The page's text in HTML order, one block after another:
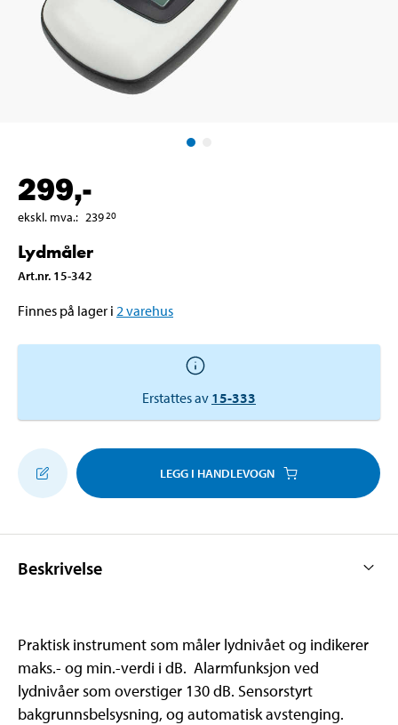
299,-
ekskl. mva.: 23920
Lydmåler
Art.nr. 15-342
Finnes på lager i 2 varehus
Erstattes av 15-333
LEGG I HANDLEVOGN
Beskrivelse
Praktisk instrument som måler lydnivået og indikerer
maks.- og min.-verdi i dB. Alarmfunksjon ved
lydnivåer som overstiger 130 dB. Sensorstyrt
bakgrunnsbelsysning, og automatisk avstenging.